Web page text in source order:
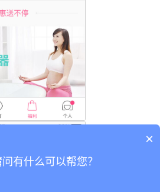
×
有什么可以帮您？